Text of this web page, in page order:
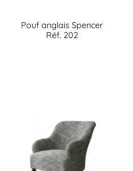
Pouf anglais Spencer
Réf. 202